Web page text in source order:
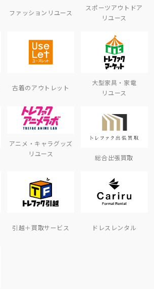
ファッションリユース
スポーツアウトドア
リユース
古着のアウトレット
大型家具・家電
リユース
アニメ・キャラグッズ
リユース
総合出張買取
引越＋買取サービス ドレスレンタル